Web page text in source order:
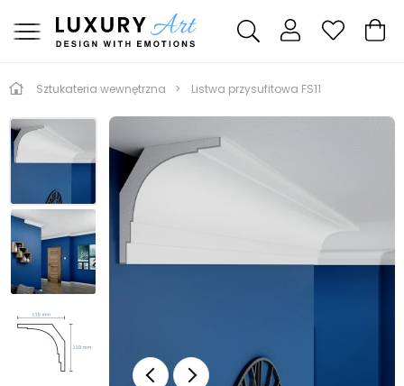
Sztukateria wewnętrzna Listwa przysufitowa FS11